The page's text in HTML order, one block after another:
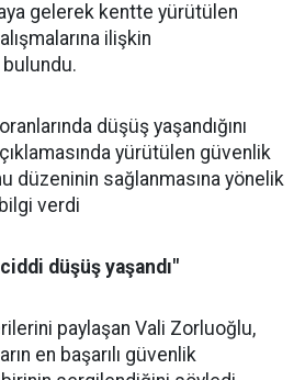
gelerek kentte yürütülen
ilişkin
düşüş yaşandığını
yürütülen güvenlik
düzeninin sağlanmasına yönelik
verdi
düşüş yaşandı"
paylaşan Vali Zorluoğlu,
en başarılı güvenlik